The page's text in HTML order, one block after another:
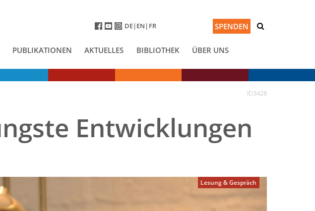
SPENDEN
DE EN FR
PUBLIKATIONEN AKTUELLES BIBLIOTHEK ÜBER UNS
ID3428
Entwicklungen
Lesung & Gespräch